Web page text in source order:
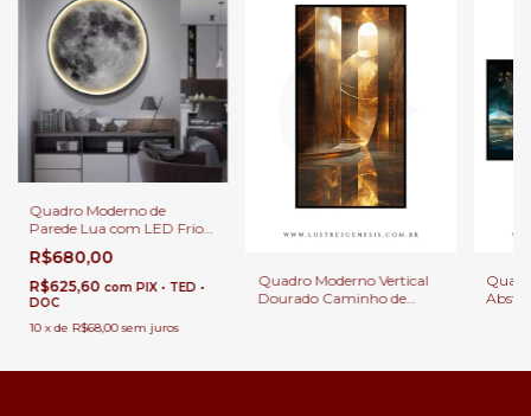
Quadro Moderno de
Parede Lua com LED Frio
Para Decoração de
Quartos, Sala de Estar,
Corredor, Escritório,
Apartamento e Quarto
R$680,00
R$625,60 com PIX • TED •
DOC
10 xde R$68,00 sem juros
Quadro Moderno Vertical
Dourado Caminho de